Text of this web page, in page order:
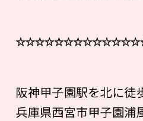
阪神甲子園駅を北に徒
兵庫県西宮市甲子園浦